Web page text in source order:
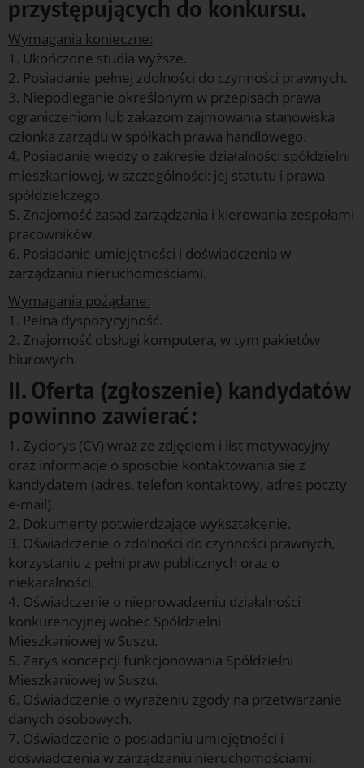
przystępujących do konkursu.
Wymagania konieczne:
1. Ukończone studia wyższe.
2. Posiadanie pełnej zdolności do czynności prawnych.
3. Niepodleganie określonym w przepisach prawa
ograniczeniom lub zakazom zajmowania stanowiska
członka zarządu w spółkach prawa handlowego.
4. Posiadanie wiedzy o zakresie działalności spółdzielni
mieszkaniowej, w szczególności: jej statutu i prawa
spółdzielczego.
5. Znajomość zasad zarządzania i kierowania zespołami
pracowników.
6. Posiadanie umiejętności i doświadczenia w
zarządzaniu nieruchomościami.
Wymagania pożądane:
1. Pełna dyspozycyjność.
2. Znajomość obsługi komputera, w tym pakietów
biurowych.
II. Oferta (zgłoszenie) kandydatów
powinno zawierać:
1. Życiorys (CV) wraz ze zdjęciem i list motywacyjny
oraz informacje o sposobie kontaktowania się z
kandydatem (adres, telefon kontaktowy, adres poczty
e-mail).
2. Dokumenty potwierdzające wykształcenie.
3. Oświadczenie o zdolności do czynności prawnych,
korzystaniu z pełni praw publicznych oraz o
niekaralności.
4. Oświadczenie o nieprowadzeniu działalności
konkurencyjnej wobec Spółdzielni
Mieszkaniowej w Suszu.
5. Zarys koncepcji funkcjonowania Spółdzielni
Mieszkaniowej w Suszu.
6. Oświadczenie o wyrażeniu zgody na przetwarzanie
danych osobowych.
7. Oświadczenie o posiadaniu umiejętności i
doświadczenia w zarządzaniu nieruchomościami.